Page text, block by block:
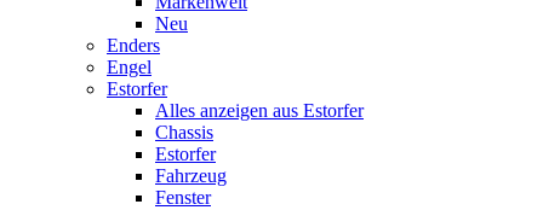
Neu
Enders
Engel
Estorfer
Alles anzeigen aus Estorfer
Chassis
Estorfer
Fahrzeug
Fenster